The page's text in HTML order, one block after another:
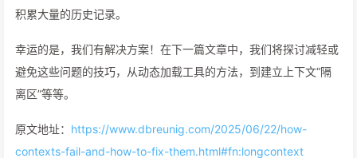
积累大量的历史记录。
幸运的是，我们有解决方案！在下一篇文章中，我们将探讨减轻或
避免这些问题的技巧，从动态加载工具的方法，到建立上下文“隔
离区”等等。
原文地址： https://www.dbreunig.com/2025/06/22/how-
contexts-fail-and-how-to-fix-them.html#fn:longcontext